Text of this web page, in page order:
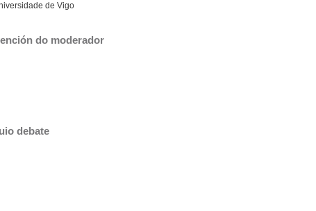
de Vigo
do moderador
debate